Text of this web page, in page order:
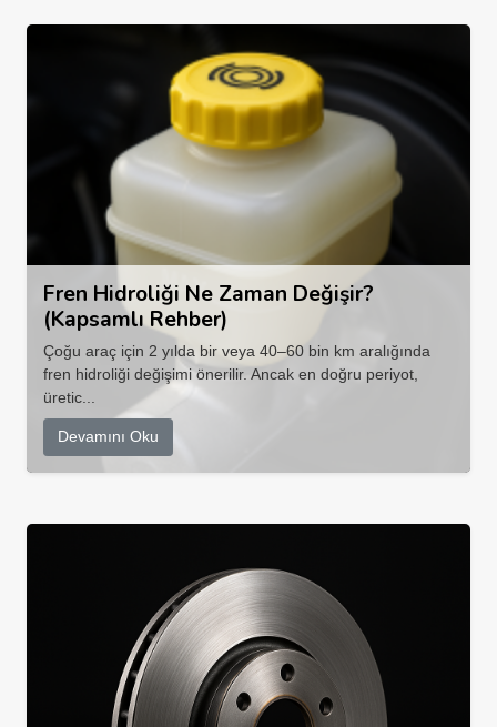
Fren Hidroliği Ne Zaman Değişir?
(Kapsamlı Rehber)
Çoğu araç için 2 yılda bir veya 40–60 bin km aralığında
fren hidroliği değişimi önerilir. Ancak en doğru periyot,
üretic...
Devamını Oku